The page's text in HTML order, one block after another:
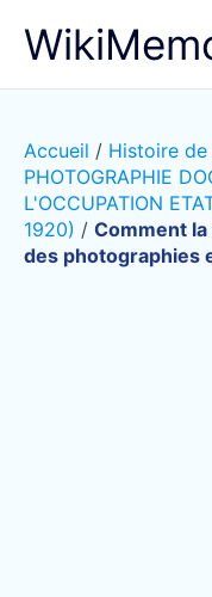
Accueil / Histoire
PHOTOGRAPHIE
L'OCCUPATION
1920) / Comment
des photographies